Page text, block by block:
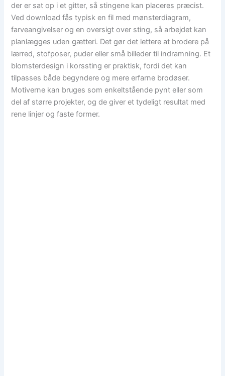
der er sat op i et gitter, så stingene kan placeres præcist.
Ved download fås typisk en fil med mønsterdiagram,
farveangivelser og en oversigt over sting, så arbejdet kan
planlægges uden gætteri. Det gør det lettere at brodere på
lærred, stofposer, puder eller små billeder til indramning. Et
blomsterdesign i korssting er praktisk, fordi det kan
tilpasses både begyndere og mere erfarne brodøser.
Motiverne kan bruges som enkeltstående pynt eller som
del af større projekter, og de giver et tydeligt resultat med
rene linjer og faste former.